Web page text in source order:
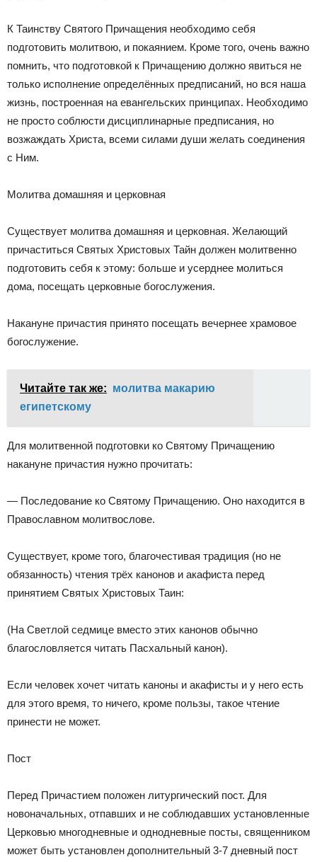
К Таинству Святого Причащения необходимо себя
подготовить молитвою, и покаянием. Кроме того, очень важно
помнить, что подготовкой к Причащению должно явиться не
только исполнение определённых предписаний, но вся наша
жизнь, построенная на евангельских принципах. Необходимо
не просто соблюсти дисциплинарные предписания, но
возжаждать Христа, всеми силами души желать соединения
с Ним.
Молитва домашняя и церковная
Существует молитва домашняя и церковная. Желающий
причаститься Святых Христовых Тайн должен молитвенно
подготовить себя к этому: больше и усерднее молиться
дома, посещать церковные богослужения.
Накануне причастия принято посещать вечернее храмовое
богослужение.
Читайте так же: молитва макарию
египетскому
Для молитвенной подготовки ко Святому Причащению
накануне причастия нужно прочитать:
— Последование ко Святому Причащению. Оно находится в
Православном молитвослове.
Существует, кроме того, благочестивая традиция (но не
обязанность) чтения трёх канонов и акафиста перед
принятием Святых Христовых Таин:
(На Светлой седмице вместо этих канонов обычно
благословляется читать Пасхальный канон).
Если человек хочет читать каноны и акафисты и у него есть
для этого время, то ничего, кроме пользы, такое чтение
принести не может.
Пост
Перед Причастием положен литургический пост. Для
новоначальных, отпавших и не соблюдавших установленные
Церковью многодневные и однодневные посты, священником
может быть установлен дополнительный 3-7 дневный пост